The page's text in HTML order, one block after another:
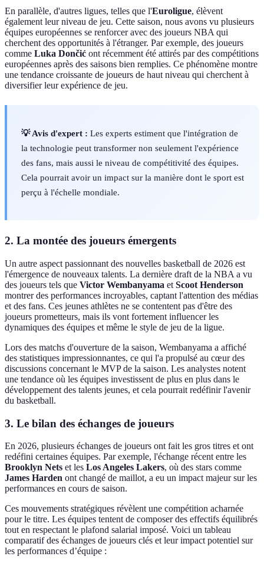
En parallèle, d'autres ligues, telles que l'Euroligue, élèvent
également leur niveau de jeu. Cette saison, nous avons vu plusieurs
équipes européennes se renforcer avec des joueurs NBA qui
cherchent des opportunités à l'étranger. Par exemple, des joueurs
comme Luka Dončić ont récemment été attirés par des compétitions
européennes après des saisons bien remplies. Ce phénomène montre
une tendance croissante de joueurs de haut niveau qui cherchent à
diversifier leur expérience de jeu.
💡 Avis d'expert : Les experts estiment que l'intégration de
la technologie peut transformer non seulement l'expérience
des fans, mais aussi le niveau de compétitivité des équipes.
Cela pourrait avoir un impact sur la manière dont le sport est
perçu à l'échelle mondiale.
2. La montée des joueurs émergents
Un autre aspect passionnant des nouvelles basketball de 2026 est
l'émergence de nouveaux talents. La dernière draft de la NBA a vu
des joueurs tels que Victor Wembanyama et Scoot Henderson
montrer des performances incroyables, captant l'attention des médias
et des fans. Ces jeunes athlètes ne se contentent pas d'être des
joueurs prometteurs, mais ils vont fortement influencer les
dynamiques des équipes et même le style de jeu de la ligue.
Lors des matchs d'ouverture de la saison, Wembanyama a affiché
des statistiques impressionnantes, ce qui l'a propulsé au cœur des
discussions concernant le MVP de la saison. Les analystes notent
une tendance où les équipes investissent de plus en plus dans le
développement des talents jeunes, et cela pourrait redéfinir l'avenir
du basketball.
3. Le bilan des échanges de joueurs
En 2026, plusieurs échanges de joueurs ont fait les gros titres et ont
redéfini certaines équipes. Par exemple, l'échange récent entre les
Brooklyn Nets et les Los Angeles Lakers, où des stars comme
James Harden ont changé de maillot, a eu un impact majeur sur les
performances en cours de saison.
Ces mouvements stratégiques révèlent une compétition acharnée
pour le titre. Les équipes tentent de composer des effectifs équilibrés
tout en respectant le plafond salarial imposé. Voici un tableau
comparatif des échanges de joueurs clés et leur impact potentiel sur
les performances d’équipe :